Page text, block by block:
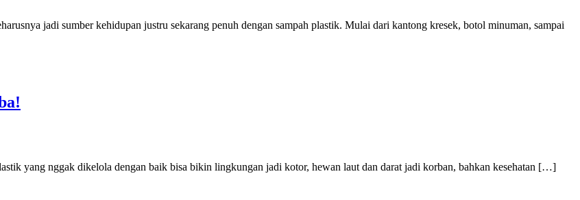
jadi sumber kehidupan justru sekarang penuh dengan sampah plastik. Mulai dari kantong kresek, botol minuman, sampai
yang nggak dikelola dengan baik bisa bikin lingkungan jadi kotor, hewan laut dan darat jadi korban, bahkan kesehatan […]